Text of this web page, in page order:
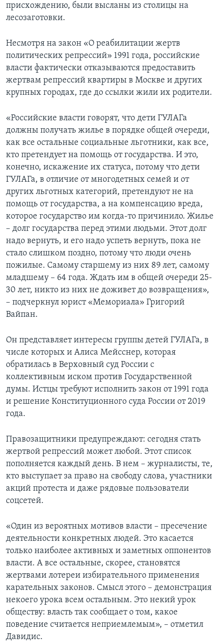
присхождению, были высланы из столицы на
лесозаготовки.
Несмотря на закон «О реабилитации жертв
политических репрессий» 1991 года, российские
власти фактически отказываются предоставить
жертвам репрессий квартиры в Москве и других
крупных городах, где до ссылки жили их родители.
«Российские власти говорят, что дети ГУЛАГа
должны получать жилье в порядке общей очереди,
как все остальные социальные льготники, как все,
кто претендует на помощь от государства. И это,
конечно, искажение их статуса, потому что дети
ГУЛАГа, в отличие от многодетных семей и от
других льготных категорий, претендуют не на
помощь от государства, а на компенсацию вреда,
которое государство им когда-то причинило. Жилье
– долг государства перед этими людьми. Этот долг
надо вернуть, и его надо успеть вернуть, пока не
стало слишком поздно, потому что люди очень
пожилые. Самому старшему из них 89 лет, самому
младшему – 64 года. Ждать им в общей очереди 25-
30 лет, никто из них не доживет до возвращения»,
– подчеркнул юрист «Мемориала» Григорий
Вайпан.
Он представляет интересы группы детей ГУЛАГа, в
числе которых и Алиса Мейсснер, которая
обратилась в Верховный суд России с
коллективным иском против Государственной
думы. Истцы требуют исполнить закон от 1991 года
и решение Конституционного суда России от 2019
года.
Правозащитники предупреждают: сегодня стать
жертвой репрессий может любой. Этот список
пополняется каждый день. В нем – журналисты, те,
кто выступает за право на свободу слова, участники
акций протеста и даже рядовые пользователи
соцсетей.
«Один из вероятных мотивов власти – пресечение
деятельности конкретных людей. Это касается
только наиболее активных и заметных оппонентов
власти. А все остальные, скорее, становятся
жертвами лотереи избирательного применения
карательных законов. Смысл этого – демонстрация
некоего урока всем остальным. Это некий урок
обществу: власть так сообщает о том, какое
поведение считается неприемлемым», – отметил
Давидис.